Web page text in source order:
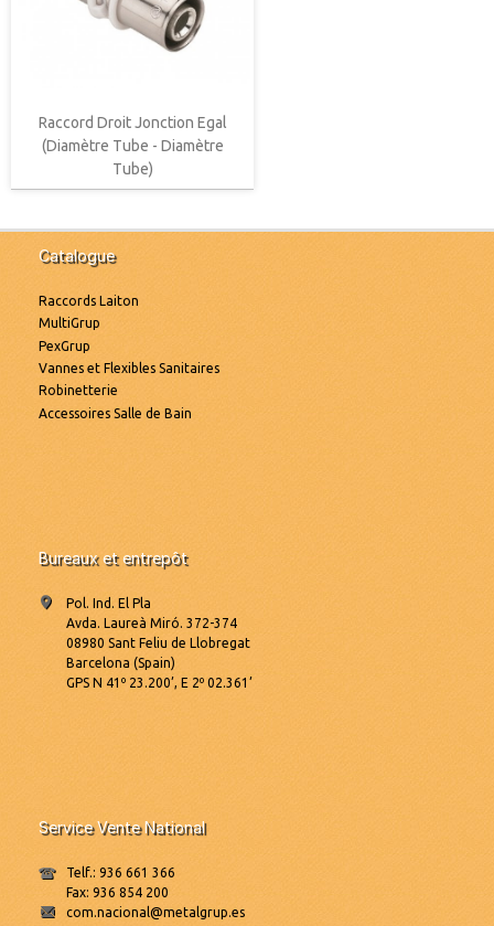
Raccord Droit Jonction Egal
(Diamètre Tube - Diamètre
Tube)
Catalogue
Raccords Laiton
MultiGrup
PexGrup
Vannes et Flexibles Sanitaires
Robinetterie
Accessoires Salle de Bain
Bureaux et entrepôt
Pol. Ind. El Pla
Avda. Laureà Miró. 372-374
08980 Sant Feliu de Llobregat
Barcelona (Spain)
GPS N 41º 23.200’, E 2º 02.361’
Service Vente National
Telf.: 936 661 366
Fax: 936 854 200
com.nacional@metalgrup.es